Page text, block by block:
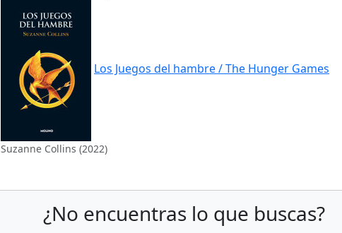
Los Juegos del hambre / The Hunger Games
Suzanne Collins (2022)
¿No encuentras lo que buscas?